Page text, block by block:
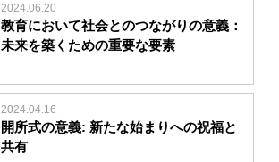
2024.06.20
教育において社会とのつながりの意義：
未来を築くための重要な要素
2024.04.16
開所式の意義: 新たな始まりへの祝福と
共有